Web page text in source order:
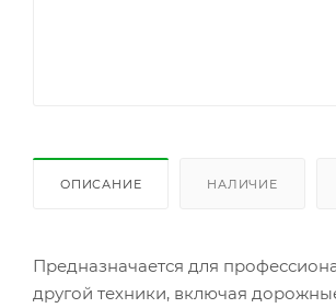
ОПИСАНИЕ НАЛИЧИЕ
Предназначается для
другой техники, включая